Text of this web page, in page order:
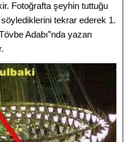
Fotoğrafta şeyhin tuttuğu
tekrar ederek 1.
Adabı”nda yazan